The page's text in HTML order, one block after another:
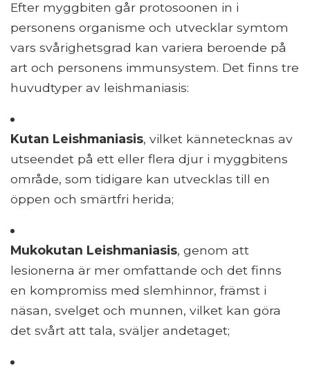
Efter myggbiten går protosoonen in i
personens organisme och utvecklar symtom
vars svårighetsgrad kan variera beroende på
art och personens immunsystem. Det finns tre
huvudtyper av leishmaniasis:
Kutan Leishmaniasis, vilket kännetecknas av
utseendet på ett eller flera djur i myggbitens
område, som tidigare kan utvecklas till en
öppen och smärtfri herida;
Mukokutan Leishmaniasis, genom att
lesionerna är mer omfattande och det finns
en kompromiss med slemhinnor, främst i
näsan, svelget och munnen, vilket kan göra
det svårt att tala, sväljer andetaget;